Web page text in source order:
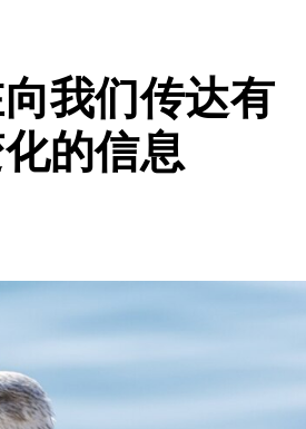
我们传达有
的信息